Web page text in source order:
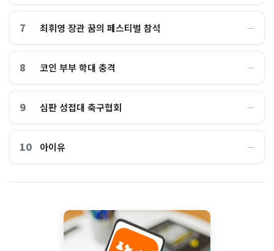
7 최휘영 장관 꿈의 페스티벌 참석 ―
8 코인 부부 학대 충격 ―
9 심판 성접대 축구협회 ―
10 아이유 ―